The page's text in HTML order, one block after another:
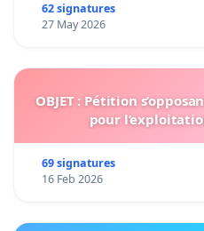
62 signatures
27 May 2026
OBJET : Pétition
pour
69 signatures
16 Feb 2026